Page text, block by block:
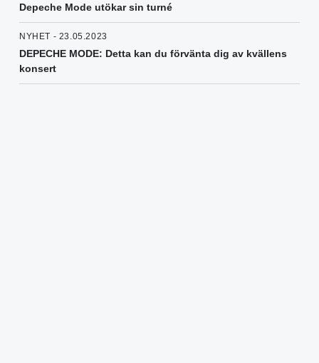
Depeche Mode utökar sin turné
NYHET - 23.05.2023
DEPECHE MODE: Detta kan du förvänta dig av kvällens
konsert